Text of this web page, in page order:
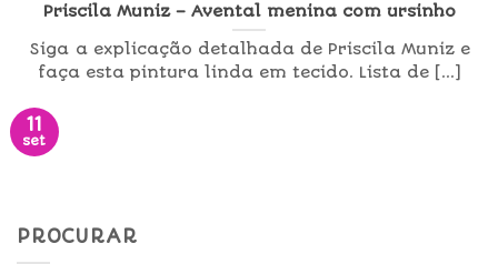
Priscila Muniz – Avental menina com ursinho
Siga a explicação detalhada de Priscila Muniz e
faça esta pintura linda em tecido. Lista de [...]
11
set
PROCURAR